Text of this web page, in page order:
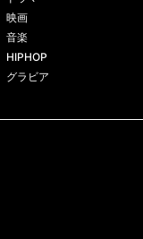
映画
音楽
HIPHOP
グラビア